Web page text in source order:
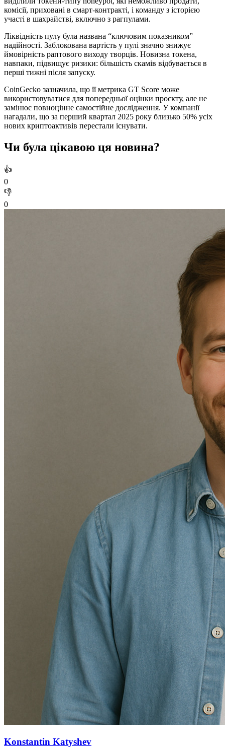
комісії, приховані в смарт-контракті, і команду з історією
участі в шахрайстві, включно з рагпулами.
Ліквідність пулу була названа “ключовим показником”
надійності. Заблокована вартість у пулі значно знижує
ймовірність раптового виходу творців. Новизна токена,
навпаки, підвищує ризики: більшість скамів відбувається в
перші тижні після запуску.
CoinGecko зазначила, що її метрика GT Score може
використовуватися для попередньої оцінки проєкту, але не
замінює повноцінне самостійне дослідження. У компанії
нагадали, що за перший квартал 2025 року близько 50% усіх
нових криптоактивів перестали існувати.
Чи була цікавою ця новина?
👍
0
👎
0
Konstantin Katyshev